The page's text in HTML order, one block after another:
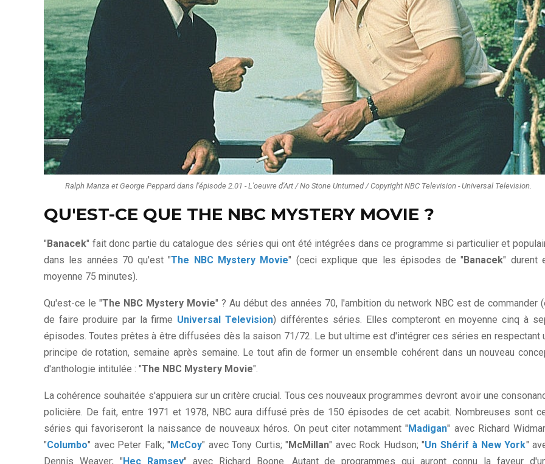
Ralph Manza et George Peppard dans l'épisode 2.01 - L'oeuvre d'Art / No Stone Unturned / Copyright NBC Television - Universal Television.
QU'EST-CE QUE THE NBC MYSTERY MOVIE ?
" Banacek" fait donc partie du catalogue des séries qui ont été intégrées dans ce programme si particulier et
dans les années 70 qu'est "The NBC Mystery Movie" (ceci explique que les épisodes de " Banacek" durent
moyenne 75 minutes).
Qu'est-ce le "The NBC Mystery Movie" ? Au début des années 70, l'ambition du network NBC est de commander
de faire produire par la firme Universal Television) différentes séries. Elles compteront en moyenne cinq à
épisodes. Toutes prêtes à être diffusées dès la saison 71/72. Le but ultime est d'intégrer ces séries en respectant
principe de rotation, semaine après semaine. Le tout afin de former un ensemble cohérent dans un nouveau
d'anthologie intitulée : "The NBC Mystery Movie".
La cohérence souhaitée s'appuiera sur un critère crucial. Tous ces nouveaux programmes devront avoir une
policière. De fait, entre 1971 et 1978, NBC aura diffusé près de 150 épisodes de cet acabit. Nombreuses sont
séries qui favoriseront la naissance de nouveaux héros. On peut citer notamment " Madigan" avec Richard
"Columbo" avec Peter Falk; " McCoy" avec Tony Curtis; " McMillan" avec Rock Hudson; "Un Shérif à New York"
Dennis Weaver; " Hec Ramsey" avec Richard Boone. Autant de programmes qui auront connu la faveur